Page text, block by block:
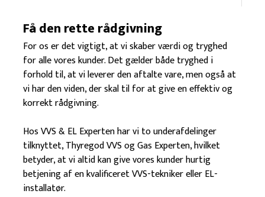
Få den rette rådgivning
For os er det vigtigt, at vi skaber værdi og tryghed
for alle vores kunder. Det gælder både tryghed i
forhold til, at vi leverer den aftalte vare, men også at
vi har den viden, der skal til for at give en effektiv og
korrekt rådgivning.
Hos VVS & EL Experten har vi to underafdelinger
tilknyttet, Thyregod VVS og Gas Experten, hvilket
betyder, at vi altid kan give vores kunder hurtig
betjening af en kvalificeret VVS-tekniker eller EL-
installatør.